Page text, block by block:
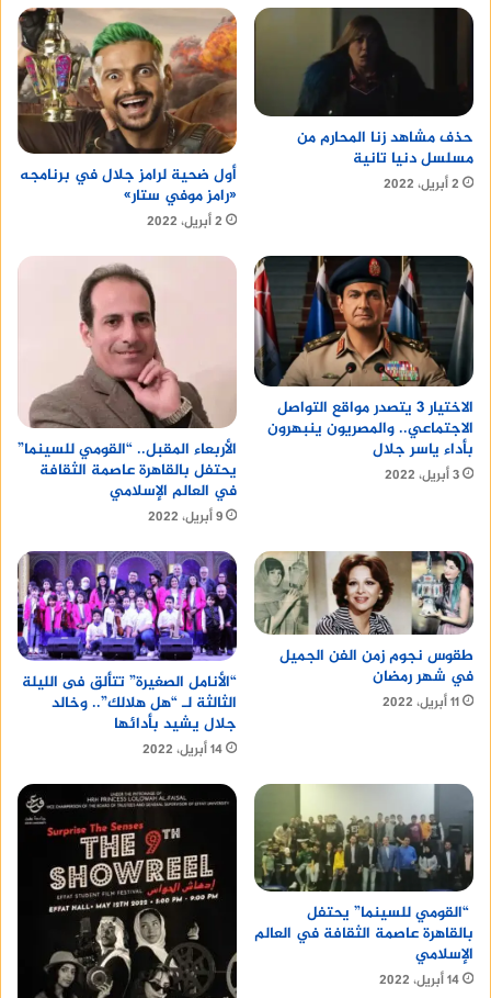
حذف مشاهد زنا المحارم من
مسلسل دنيا تانية
2 أبريل، 2022
أول ضحية لرامز جلال في برنامجه
«رامز موفي ستار»
2 أبريل، 2022
الاختيار 3 يتصدر مواقع التواصل
الاجتماعي.. والمصريون ينبهرون
بأداء ياسر جلال
3 أبريل، 2022
الأربعاء المقبل.. “القومي للسينما”
يحتفل بالقاهرة عاصمة الثقافة
في العالم الإسلامي
9 أبريل، 2022
طقوس نجوم زمن الفن الجميل
في شهر رمضان
11 أبريل، 2022
“الأنامل الصغيرة” تتألق فى الليلة
الثالثة لـ “هل هلالك”.. وخالد
جلال يشيد بأدائها
14 أبريل، 2022
“القومي للسينما” يحتفل
بالقاهرة عاصمة الثقافة في العالم
الإسلامي
14 أبريل، 2022